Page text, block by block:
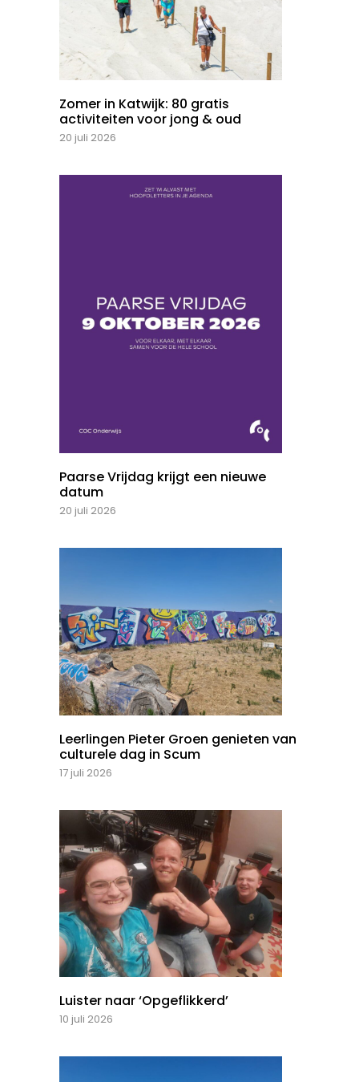
Zomer in Katwijk: 80 gratis
activiteiten voor jong & oud
20 juli 2026
Paarse Vrijdag krijgt een nieuwe
datum
20 juli 2026
Leerlingen Pieter Groen genieten van
culturele dag in Scum
17 juli 2026
Luister naar ‘Opgeflikkerd’
10 juli 2026